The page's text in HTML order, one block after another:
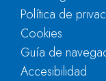
Política de
Cookies
Guía de
Accesibilidad